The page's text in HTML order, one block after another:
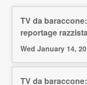
TV da
reportage
Wed January 14,
TV da